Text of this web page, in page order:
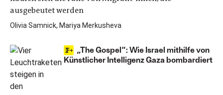
ausgebeutet werden
Olivia Samnick, Mariya Merkusheva
„The Gospel“: Wie Israel mithilfe von
Künstlicher Intelligenz Gaza bombardiert